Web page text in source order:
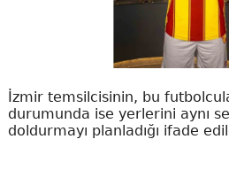
İzmir temsilcisinin, bu
durumunda ise yerlerini aynı
doldurmayı planladığı ifade